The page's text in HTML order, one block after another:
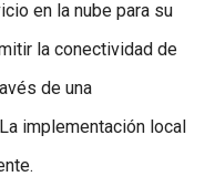
en la nube para su
la conectividad de
de una
implementación local